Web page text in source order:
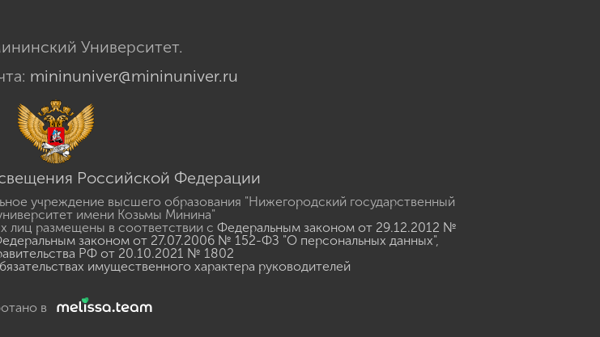
Университет.
mininuniver@mininuniver.ru
Российской Федерации
учреждение высшего образования "Нижегородский государственный
имени Козьмы Минина"
лиц размещены в соответствии с Федеральным законом от 29.12.2012 №
законом от 27.07.2006 № 152-ФЗ "О персональных данных",
РФ от 20.10.2021 № 1802
имущественного характера руководителей
в